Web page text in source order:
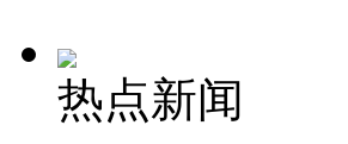
热点新闻